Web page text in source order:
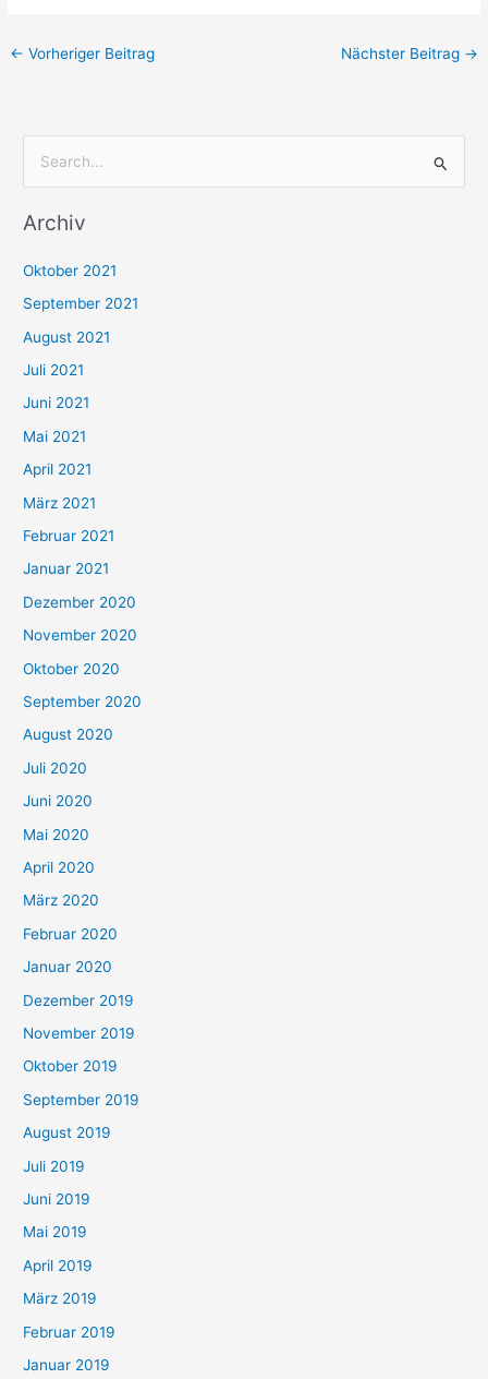
← Vorheriger Beitrag Nächster Beitrag →
c
n
n
a
c
h
:
Archiv
Oktober 2021
September 2021
August 2021
Juli 2021
Juni 2021
Mai 2021
April 2021
März 2021
Februar 2021
Januar 2021
Dezember 2020
November 2020
Oktober 2020
September 2020
August 2020
Juli 2020
Juni 2020
Mai 2020
April 2020
März 2020
Februar 2020
Januar 2020
Dezember 2019
November 2019
Oktober 2019
September 2019
August 2019
Juli 2019
Juni 2019
Mai 2019
April 2019
März 2019
Februar 2019
Januar 2019